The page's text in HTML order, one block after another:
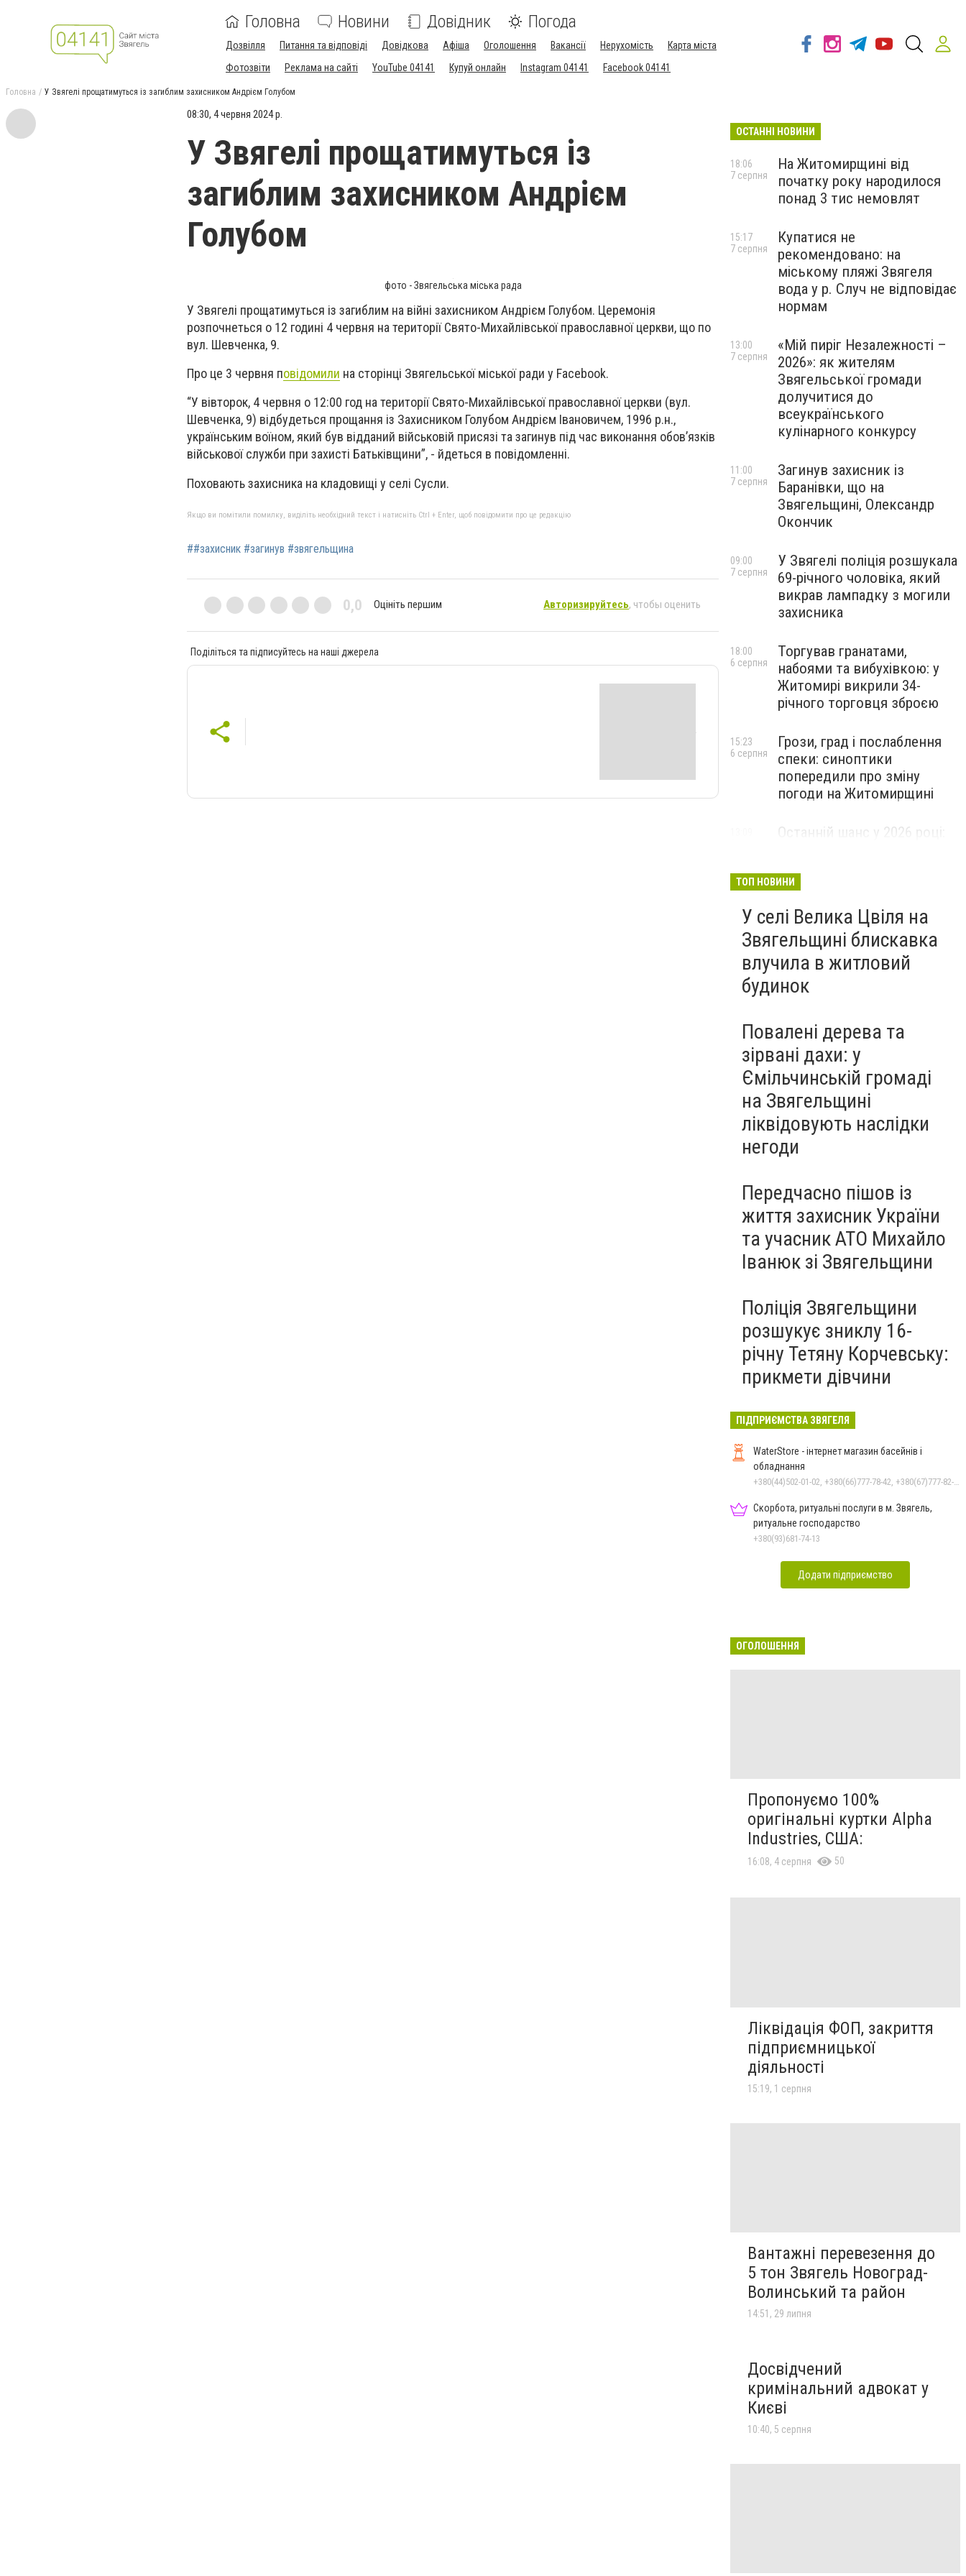
Головна Новини Довідник Погода
Дозвілля Питання та відповіді Довідкова Афіша Оголошення Вакансії Нерухомість
Карта міста
Фотозвіти
Реклама на сайті YouTube 04141 Купуй онлайн Instagram 04141 Facebook 04141
Головна У Звягелі прощатимуться із загиблим захисником Андрієм Голубом
08:30, 4 червня 2024 р.
У Звягелі прощатимуться із
загиблим захисником Андрієм
Голубом
фото - Звягельська міська рада
У Звягелі прощатимуться із загиблим на війні захисником Андрієм Голубом. Церемонія
розпочнеться о 12 годині 4 червня на території Свято-Михайлівської православної церкви, що по
вул. Шевченка, 9.
Про це 3 червня повідомили на сторінці Звягельської міської ради у Facebook.
“У вівторок, 4 червня о 12:00 год на території Свято-Михайлівської православної церкви (вул.
Шевченка, 9) відбудеться прощання із Захисником Голубом Андрієм Івановичем, 1996 р.н.,
українським воїном, який був відданий військовій присязі та загинув під час виконання обов’язків
військової служби при захисті Батьківщини”, - йдеться в повідомленні.
Поховають захисника на кладовищі у селі Сусли.
Якщо ви помітили помилку, виділіть необхідний текст і натисніть Ctrl + Enter, щоб повідомити про це редакцію
##захисник #загинув #звягельщина
0,0 Оцініть першим Авторизируйтесь, чтобы оценить
Поділіться та підписуйтесь на наші джерела
ОСТАННІ НОВИНИ
На Житомирщині від
початку року народилося
понад 3 тис немовлят
18:06
7 серпня
Купатися не
рекомендовано: на
міському пляжі Звягеля
вода у р. Случ не відповідає
нормам
15:17
7 серпня
«Мій пиріг Незалежності –
2026»: як жителям
Звягельської громади
долучитися до
всеукраїнського
кулінарного конкурсу
13:00
7 серпня
Загинув захисник із
Баранівки, що на
Звягельщині, Олександр
Окончик
11:00
7 серпня
У Звягелі поліція розшукала
69-річного чоловіка, який
викрав лампадку з могили
захисника
09:00
7 серпня
Торгував гранатами,
набоями та вибухівкою: у
Житомирі викрили 34-
річного торговця зброєю
18:00
6 серпня
Грози, град і послаблення
спеки: синоптики
попередили про зміну
погоди на Житомирщині
15:23
6 серпня
Останній шанс у 2026 році:
майбутніх водійок автобусів
ТОП НОВИНИ
У селі Велика Цвіля на
Звягельщині блискавка
влучила в житловий
будинок
Повалені дерева та
зірвані дахи: у
Ємільчинській громаді
на Звягельщині
ліквідовують наслідки
негоди
Передчасно пішов із
життя захисник України
та учасник АТО Михайло
Іванюк зі Звягельщини
Поліція Звягельщини
розшукує зниклу 16-
річну Тетяну Корчевську:
прикмети дівчини
ПІДПРИЄМСТВА ЗВЯГЕЛЯ
WaterStore - інтернет магазин басейнів і
обладнання
+380(44)502-01-02, +380(66)777-78-42, +380(67)777-82-19, +380(67)890-80-80, +380(73)890-80-80, +380(44)502-01-03
Скорбота, ритуальні послуги в м. Звягель,
ритуальне господарство
+380(93)681-74-13
Додати підприємство
ОГОЛОШЕННЯ
Пропонуємо 100%
оригінальні куртки Alpha
Industries, США:
16:08, 4 серпня 50
Ліквідація ФОП, закриття
підприємницької
діяльності
15:19, 1 серпня
Вантажні перевезення до
5 тон Звягель Новоград-
Волинський та район
14:51, 29 липня
Досвідчений
кримінальний адвокат у
Києві
10:40, 5 серпня